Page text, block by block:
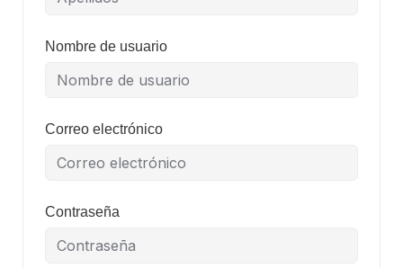
Nombre de usuario
Correo electrónico
Contraseña